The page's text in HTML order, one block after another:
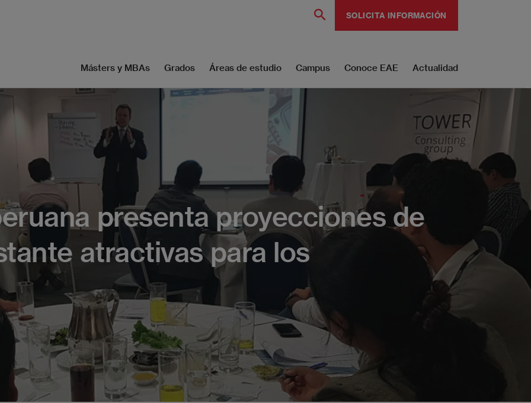
SOLICITA INFORMACIÓN
Másters y MBAs Grados Áreas de estudio Campus Conoce EAE Actualidad
presenta proyecciones de
atractivas para los